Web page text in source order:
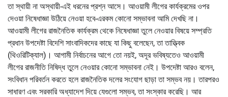
তা স্থায়ী না অস্থায়ী-এই ধরনের প্রশ্ন আসে। আওয়ামী লীগের কার্যক্রমের ওপর
দেওয়া নিষেধাজ্ঞা উঠিয়ে নেওয়া হবে-এরকম কোনো সম্ভাবনা আমি দেখছি না।
আওয়ামী লীগের রাজনৈতিক কার্যক্রম থেকে নিষেধাজ্ঞা তুলে নেওয়ার বিষয়ে সম্প্রতি
প্রধান উপদেষ্টা বিদেশি সাংবাদিকদের কাছে যা কিছু বলেছেন, তা তাত্ত্বিক
(থিওরিটিক্যাল)। আগামী নির্বাচনের আগে তো নয়ই, অদূর ভবিষ্যতেও আওয়ামী
লীগের রাজনীতি নিষিদ্ধ তুলে নেওয়ার কোনো সম্ভাবনা নেই। উপদেষ্টা আরও বলেন,
সংবিধান পরিবর্তন করতে হলে রাজনৈতিক দলের সংযোগ ছাড়া তা সম্ভব নয়। তারপরও
সাধারণ এবং সরকারি অধ্যাদেশ দিয়ে যেগুলো সম্ভব, তা সংস্কার করেছি। আর